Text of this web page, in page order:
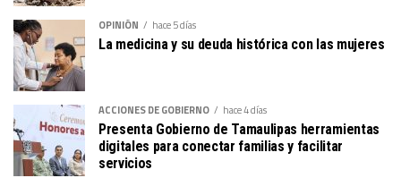
OPINIÓN hace 5 días
La medicina y su deuda histórica con las mujeres
ACCIONES DE GOBIERNO hace 4 días
Presenta Gobierno de Tamaulipas herramientas
digitales para conectar familias y facilitar
servicios